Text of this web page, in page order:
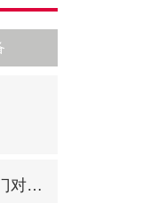
省钱贴! 新西兰机场的shuttle bus!—门对门只需30纽币